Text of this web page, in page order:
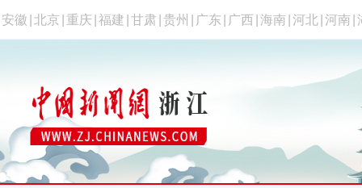
安徽 北京 重庆 福建 甘肃 贵州 广东 广西 海南 河北 河南